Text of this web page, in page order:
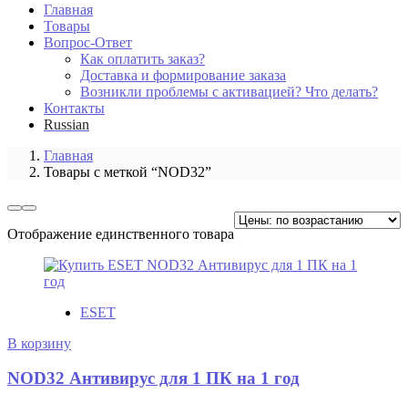
Главная
Товары
Вопрос-Ответ
Как оплатить заказ?
Доставка и формирование заказа
Возникли проблемы с активацией? Что делать?
Контакты
Russian
Главная
Товары с меткой “NOD32”
Отображение единственного товара
ESET
В корзину
NOD32 Антивирус для 1 ПК на 1 год